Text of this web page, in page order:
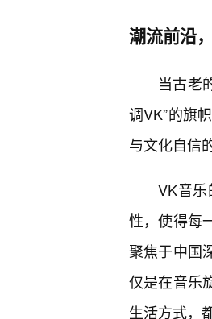
潮流前沿
当古老
调VK”的旗
与文化自信
VK音
性，使得每
聚焦于中国
仅是在音乐
生活方式，